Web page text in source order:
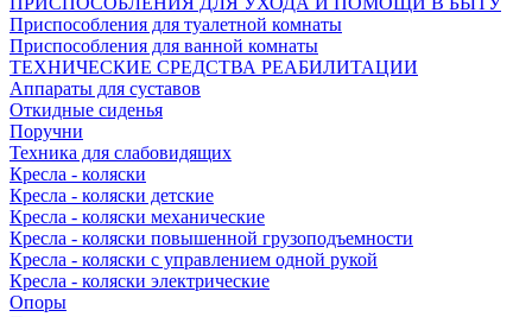
Приспособления для туалетной комнаты
Приспособления для ванной комнаты
ТЕХНИЧЕСКИЕ СРЕДСТВА РЕАБИЛИТАЦИИ
Аппараты для суставов
Откидные сиденья
Поручни
Техника для слабовидящих
Кресла - коляски
Кресла - коляски детские
Кресла - коляски механические
Кресла - коляски повышенной грузоподъемности
Кресла - коляски с управлением одной рукой
Кресла - коляски электрические
Опоры